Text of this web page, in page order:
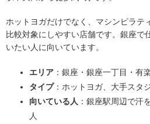
ホットヨガだけでなく、マシンピラテ
比較対象にしやすい店舗です。銀座で
いたい人に向いています。
エリア ：銀座・銀座一丁目・有
タイプ：ホットヨガ、大手スタ
向いている人 ：銀座駅周辺で汗
人